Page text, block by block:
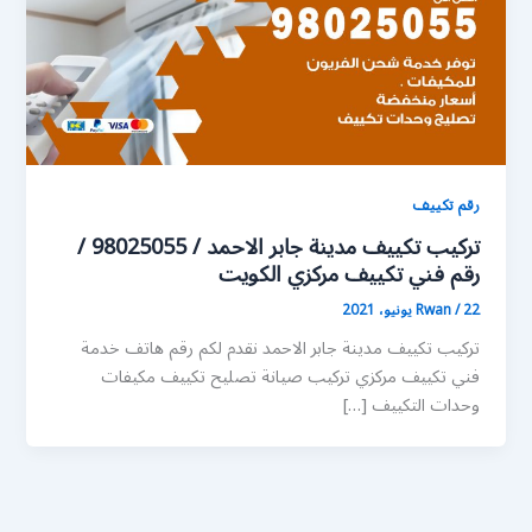
رقم تكييف
تركيب تكييف مدينة جابر الاحمد / 98025055 /
رقم فني تكييف مركزي الكويت
Rwan/22 يونيو، 2021
تركيب تكييف مدينة جابر الاحمد نقدم لكم رقم هاتف خدمة
فني تكييف مركزي تركيب صيانة تصليح تكييف مكيفات
وحدات التكييف […]